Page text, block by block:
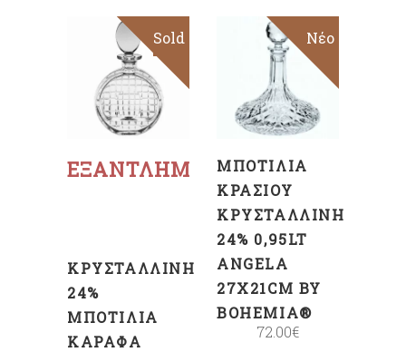
Sale
ΕΞΑΝΤΛΗΜΈΝΟ
Sold
Διαβάστε
ΚΡΥΣΤΆΛΛΙΝΗ
24%
ΜΠΟΤΊΛΙΑ
ΚΑΡΆΦΑ
Νέο
ΠΡΟΣΘΉΚΗ
ΚΑΛΆΘΙ
ΜΠΟΤΊΛΙΑ
ΚΡΑΣΙΟΎ
ΚΡΥΣΤΆΛΛΙΝΗ
24% 0,95LT
ANGELA
27X21CM BY
BOHEMIA®
72.00€